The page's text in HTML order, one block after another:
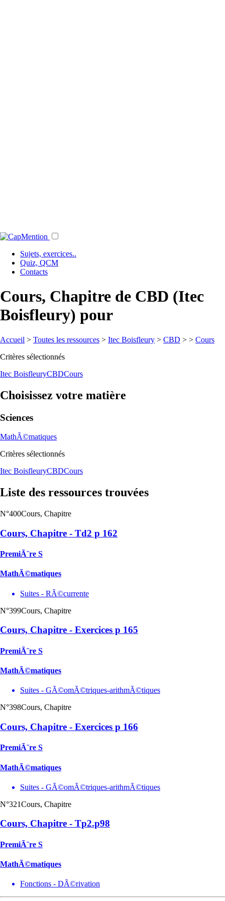
Sujets, exercices..
Quiz, QCM
Contacts
Cours, Chapitre de CBD (Itec
Boisfleury) pour
Accueil > Toutes les ressources > Itec Boisfleury > CBD > > Cours
Critères sélectionnés
Itec BoisfleuryCBDCours
Choisissez votre matière
Sciences
MathÃ©matiques
Critères sélectionnés
Itec BoisfleuryCBDCours
Liste des ressources trouvées
N°400Cours, Chapitre
Cours, Chapitre - Td2 p 162
PremiÃ¨re S
MathÃ©matiques
Suites - RÃ©currente
N°399Cours, Chapitre
Cours, Chapitre - Exercices p 165
PremiÃ¨re S
MathÃ©matiques
Suites - GÃ©omÃ©triques-arithmÃ©tiques
N°398Cours, Chapitre
Cours, Chapitre - Exercices p 166
PremiÃ¨re S
MathÃ©matiques
Suites - GÃ©omÃ©triques-arithmÃ©tiques
N°321Cours, Chapitre
Cours, Chapitre - Tp2.p98
PremiÃ¨re S
MathÃ©matiques
Fonctions - DÃ©rivation